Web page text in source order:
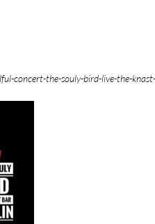
concert-the-souly-bird-live-the-